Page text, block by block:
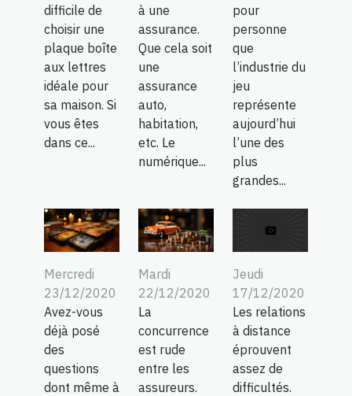
difficile de
choisir une
plaque boîte
aux lettres
idéale pour
sa maison. Si
vous êtes
dans ce...
à une
assurance.
Que cela soit
une
assurance
auto,
habitation,
etc. Le
numérique...
pour
personne
que
l’industrie du
jeu
représente
aujourd’hui
l’une des
plus
grandes...
Mercredi
23/12/2020
Avez-vous
déjà posé
des
questions
dont même à
Mardi
22/12/2020
La
concurrence
est rude
entre les
assureurs.
Jeudi
17/12/2020
Les relations
à distance
éprouvent
assez de
difficultés.